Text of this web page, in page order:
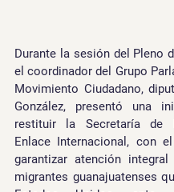
Durante la sesión del Pleno
el coordinador del Grupo
Movimiento Ciudadano,
González, presentó una
restituir la Secretaría de
Enlace Internacional, con
garantizar atención
migrantes guanajuatenses